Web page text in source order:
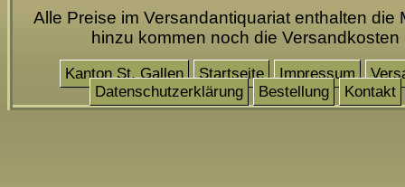
Alle Preise im Versandantiquariat enthalten die
hinzu kommen noch die Versandkosten
Kanton St. Gallen Startseite Impressum
Datenschutzerklärung
Bestellung Kontakt